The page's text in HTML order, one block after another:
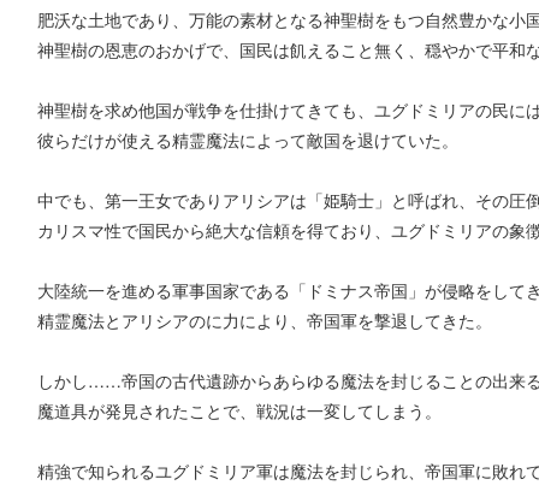
肥沃な土地であり、万能の素材となる神聖樹をもつ自然豊かな小
神聖樹の恩恵のおかげで、国民は飢えること無く、穏やかで平和
神聖樹を求め他国が戦争を仕掛けてきても、ユグドミリアの民に
彼らだけが使える精霊魔法によって敵国を退けていた。
中でも、第一王女でありアリシアは「姫騎士」と呼ばれ、その圧
カリスマ性で国民から絶大な信頼を得ており、ユグドミリアの象
大陸統一を進める軍事国家である「ドミナス帝国」が侵略をして
精霊魔法とアリシアのに力により、帝国軍を撃退してきた。
しかし……帝国の古代遺跡からあらゆる魔法を封じることの出来
魔道具が発見されたことで、戦況は一変してしまう。
精強で知られるユグドミリア軍は魔法を封じられ、帝国軍に敗れ